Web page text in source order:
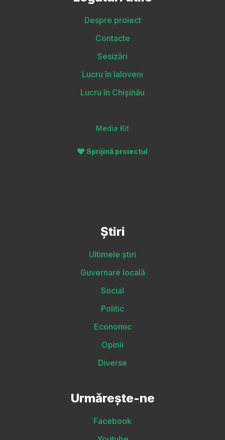
Despre proiect
Contacte
Sesizări
Lucru în Ialoveni
Lucru în Chișinău
Media Kit
Sprijină proiectul
Știri
Ultimele știri
Guvernare locală
Social
Politic
Economic
Opinii
Diverse
Urmărește-ne
Facebook